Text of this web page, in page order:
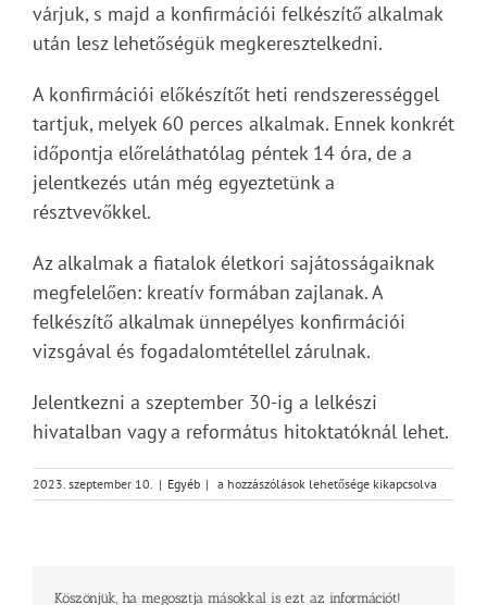
várjuk, s majd a konfirmációi felkészítő alkalmak
után lesz lehetőségük megkeresztelkedni.
A konfirmációi előkészítőt heti rendszerességgel
tartjuk, melyek 60 perces alkalmak. Ennek konkrét
időpontja előreláthatólag péntek 14 óra, de a
jelentkezés után még egyeztetünk a
résztvevőkkel.
Az alkalmak a fiatalok életkori sajátosságaiknak
megfelelően: kreatív formában zajlanak. A
felkészítő alkalmak ünnepélyes konfirmációi
vizsgával és fogadalomtétellel zárulnak.
Jelentkezni a szeptember 30-ig a lelkészi
hivatalban vagy a református hitoktatóknál lehet.
2023. szeptember 10. | Egyéb | Konfirmáció
bejegyzéshez
a hozzászólások lehetősége kikapcsolva
Köszönjük, ha megosztja másokkal is ezt az információt!